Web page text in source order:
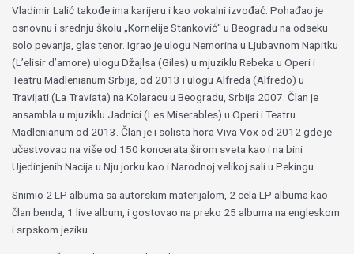
Vladimir Lalić takođe ima karijeru i kao vokalni izvođač. Pohađao je
osnovnu i srednju školu „Kornelije Stanković“ u Beogradu na odseku
solo pevanja, glas tenor. Igrao je ulogu Nemorina u Ljubavnom Napitku
(L’elisir d’amore) ulogu Džajlsa (Giles) u mjuziklu Rebeka u Operi i
Teatru Madlenianum Srbija, od 2013 i ulogu Alfreda (Alfredo) u
Travijati (La Traviata) na Kolaracu u Beogradu, Srbija 2007. Član je
ansambla u mjuziklu Jadnici (Les Miserables) u Operi i Teatru
Madlenianum od 2013. Član je i solista hora Viva Vox od 2012 gde je
učestvovao na više od 150 koncerata širom sveta kao i na bini
Ujedinjenih Nacija u Nju jorku kao i Narodnoj velikoj sali u Pekingu.
Snimio 2 LP albuma sa autorskim materijalom, 2 cela LP albuma kao
član benda, 1 live album, i gostovao na preko 25 albuma na engleskom
i srpskom jeziku.